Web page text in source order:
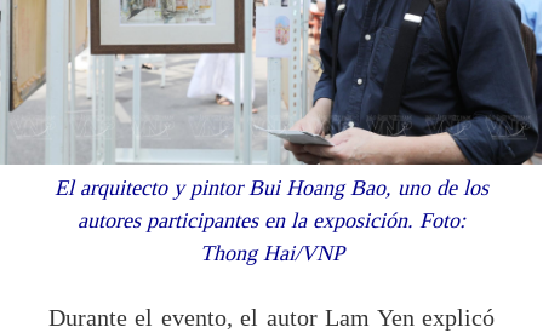
El arquitecto y pintor Bui Hoang Bao, uno de los
autores participantes en la exposición. Foto:
Thong Hai/VNP
Durante el evento, el autor Lam Yen explicó